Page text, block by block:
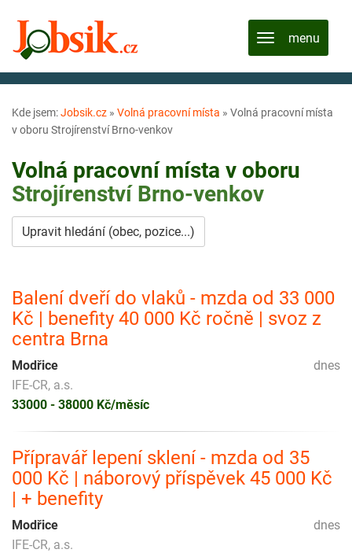
Kde jsem:Jobsik.cz » Volná pracovní místa » Volná pracovní místa
v oboru Strojírenství Brno-venkov
Volná pracovní místa v oboru
Strojírenství Brno-venkov
Upravit hledání (obec, pozice...)
Balení dveří do vlaků - mzda od 33 000
Kč | benefity 40 000 Kč ročně | svoz z
centra Brna
dnes
Modřice
IFE-CR, a.s.
33000 - 38000 Kč/měsíc
Přípravář lepení sklení - mzda od 35
000 Kč | náborový příspěvek 45 000 Kč
| + benefity
dnes
Modřice
IFE-CR, a.s.